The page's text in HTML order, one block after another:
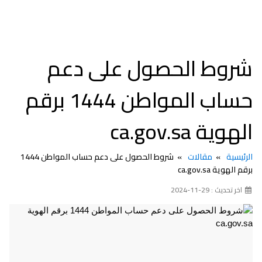
شروط الحصول على دعم
حساب المواطن 1444 برقم
الهوية ca.gov.sa
الرئيسية مقالات
شروط الحصول على دعم حساب المواطن 1444
برقم الهوية ca.gov.sa
اخر تحديث : 29-11-2024